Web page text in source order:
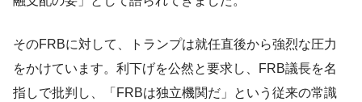
そのFRBに対して、トランプは就任直後から強烈な圧力
をかけています。利下げを公然と要求し、FRB議長を名
指しで批判し、「FRBは独立機関だ」という従来の常識